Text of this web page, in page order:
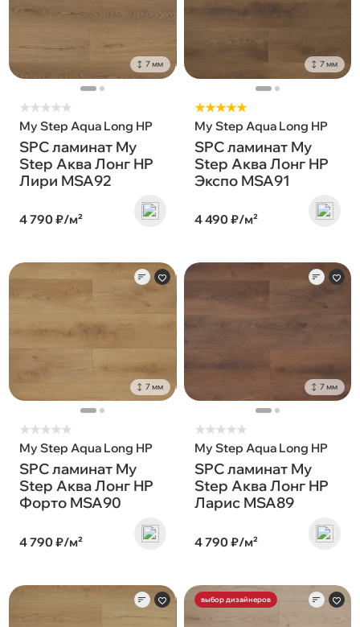
7 мм
★★★★★
My Step Aqua Long HP
SPC ламинат My
Step Аква Лонг HP
Лири MSA92
4 790 ₽/м²
7 мм
★★★★★
My Step Aqua Long HP
SPC ламинат My
Step Аква Лонг HP
Экспо MSA91
4 490 ₽/м²
7 мм
★★★★★
My Step Aqua Long HP
SPC ламинат My
Step Аква Лонг HP
Форто MSA90
4 790 ₽/м²
7 мм
★★★★★
My Step Aqua Long HP
SPC ламинат My
Step Аква Лонг HP
Ларис MSA89
4 790 ₽/м²
выбор дизайнеров